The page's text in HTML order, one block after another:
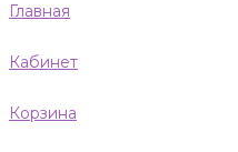
Главная
Кабинет
Корзина